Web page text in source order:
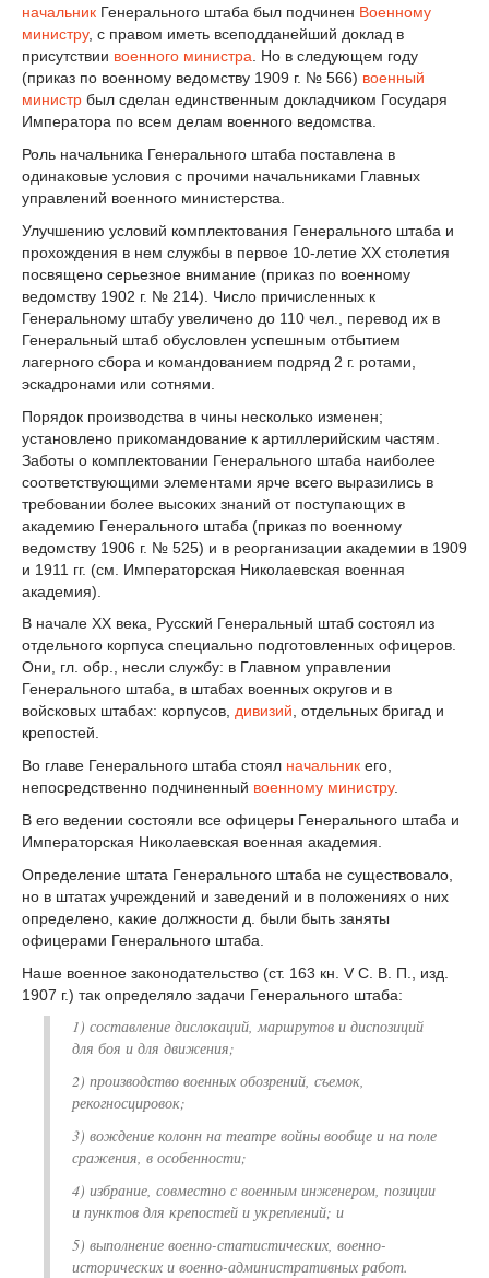
начальник Генерального штаба был подчинен Военному
министру, с правом иметь всеподданейший доклад в
присутствии военного министра. Но в следующем году
(приказ по военному ведомству 1909 г. № 566) военный
министр был сделан единственным докладчиком Государя
Императора по всем делам военного ведомства.
Роль начальника Генерального штаба поставлена в
одинаковые условия с прочими начальниками Главных
управлений военного министерства.
Улучшению условий комплектования Генерального штаба и
прохождения в нем службы в первое 10-летие XX столетия
посвящено серьезное внимание (приказ по военному
ведомству 1902 г. № 214). Число причисленных к
Генеральному штабу увеличено до 110 чел., перевод их в
Генеральный штаб обусловлен успешным отбытием
лагерного сбора и командованием подряд 2 г. ротами,
эскадронами или сотнями.
Порядок производства в чины несколько изменен;
установлено прикомандование к артиллерийским частям.
Заботы о комплектовании Генерального штаба наиболее
соответствующими элементами ярче всего выразились в
требовании более высоких знаний от поступающих в
академию Генерального штаба (приказ по военному
ведомству 1906 г. № 525) и в реорганизации академии в 1909
и 1911 гг. (см. Императорская Николаевская военная
академия).
В начале XX века, Русский Генеральный штаб состоял из
отдельного корпуса специально подготовленных офицеров.
Они, гл. обр., несли службу: в Главном управлении
Генерального штаба, в штабах военных округов и в
войсковых штабах: корпусов, дивизий, отдельных бригад и
крепостей.
Во главе Генерального штаба стоял начальник его,
непосредственно подчиненный военному министру.
В его ведении состояли все офицеры Генерального штаба и
Императорская Николаевская военная академия.
Определение штата Генерального штаба не существовало,
но в штатах учреждений и заведений и в положениях о них
определено, какие должности д. были быть заняты
офицерами Генерального штаба.
Наше военное законодательство (ст. 163 кн. V С. В. П., изд.
1907 г.) так определяло задачи Генерального штаба:
1) составление дислокаций, маршрутов и диспозиций
для боя и для движения;
2) производство военных обозрений, съемок,
рекогносцировок;
3) вождение колонн на театре войны вообще и на поле
сражения, в особенности;
4) избрание, совместно с военным инженером, позиции
и пунктов для крепостей и укреплений; и
5) выполнение военно-статистических, военно-
исторических и военно-административных работ.